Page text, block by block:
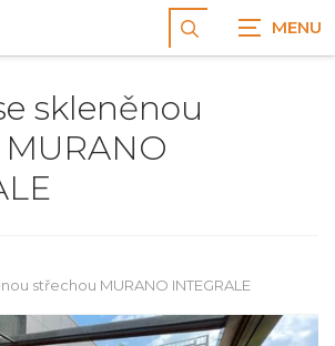
Zobrazit
skleněnou
střechou MURANO INTEGRALE